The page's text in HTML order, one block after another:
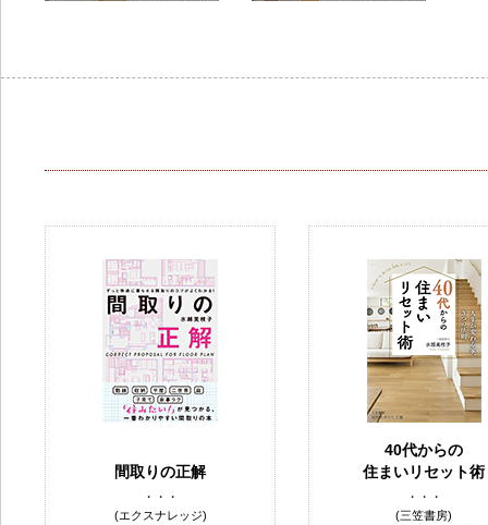
間取りの正解
・・・
(エクスナレッジ)
40代からの
住まいリセット術
・・・
(三笠書房)